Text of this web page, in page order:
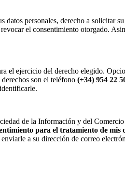
personales, derecho a solicitar
el consentimiento otorgado.
el ejercicio del derecho elegido.
son el teléfono (+34) 954 22
de la Información y del
para el tratamiento de mis
a su dirección de correo